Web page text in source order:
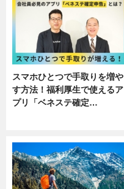
スマホひとつで手取りを増や
す方法！福利厚生で使えるア
プリ「ベネステ確定…